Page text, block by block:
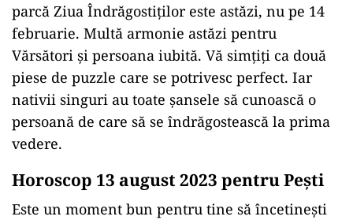
parcă Ziua Îndrăgostiților este astăzi, nu pe 14
februarie. Multă armonie astăzi pentru
Vărsători şi persoana iubită. Vă simțiți ca două
piese de puzzle care se potrivesc perfect. Iar
nativii singuri au toate șansele să cunoască o
persoană de care să se îndrăgostească la prima
vedere.
Horoscop 13 august 2023 pentru Peşti
Este un moment bun pentru tine să încetinești